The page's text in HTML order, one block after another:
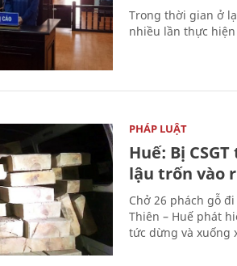
Trong thời gian ở
nhiều lần thực
PHÁP LUẬT
Huế: Bị
lậu trốn vào
Chở 26 phách gỗ
Thiên – Huế phát
tức dừng và xuống